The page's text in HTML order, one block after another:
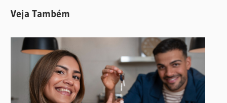
Veja Também